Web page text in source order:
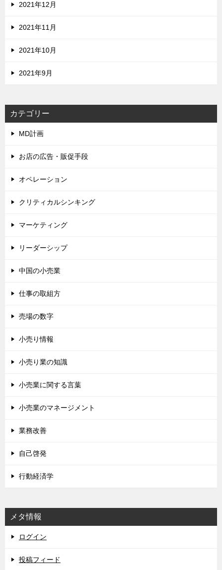
2021年12月
2021年11月
2021年10月
2021年9月
カテゴリー
MD計画
お店の広告・販促手段
オペレーション
クリティカルシンキング
マーケティング
リーダーシップ
中国の小売業
仕事の取組方
売場の数字
小売り情報
小売り業の知識
小売業に関する言葉
小売業のマネージメント
業務改善
自己啓発
行動経済学
メタ情報
ログイン
投稿フィード